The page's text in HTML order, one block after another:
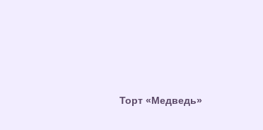
Торт «Медведь»